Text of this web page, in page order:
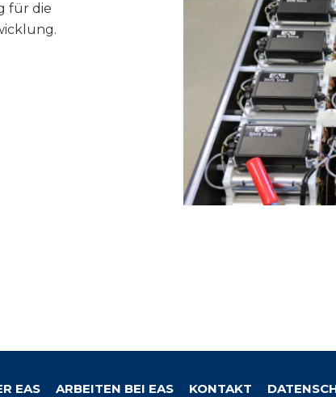
für die
EAS ARBEITEN BEI EAS KONTAKT